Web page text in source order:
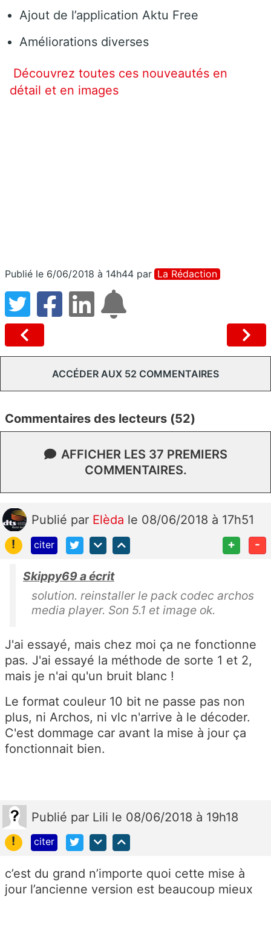
Ajout de l’application Aktu Free
Améliorations diverses
Découvrez toutes ces nouveautés en
détail et en images
Publié le 6/06/2018 à 14h44 par La Rédaction
ACCÉDER AUX 52 COMMENTAIRES
Commentaires des lecteurs (52)
AFFICHER LES 37 PREMIERS
COMMENTAIRES.
Publié par Elèda le 08/06/2018 à 17h51
!
citer + -
Skippy69 a écrit
solution. reinstaller le pack codec archos
media player. Son 5.1 et image ok.
J'ai essayé, mais chez moi ça ne fonctionne
pas. J'ai essayé la méthode de sorte 1 et 2,
mais je n'ai qu'un bruit blanc !
Le format couleur 10 bit ne passe pas non
plus, ni Archos, ni vlc n'arrive à le décoder.
C'est dommage car avant la mise à jour ça
fonctionnait bien.
Publié par Lili le 08/06/2018 à 19h18
!
citer
c’est du grand n’importe quoi cette mise à
jour l’ancienne version est beaucoup mieux